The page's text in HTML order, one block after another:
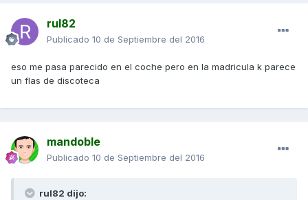
rul82
Publicado 10 de Septiembre del 2016
eso me pasa parecido en el coche pero en la madricula k parece
un flas de discoteca
mandoble
Publicado 10 de Septiembre del 2016
rul82 dijo: